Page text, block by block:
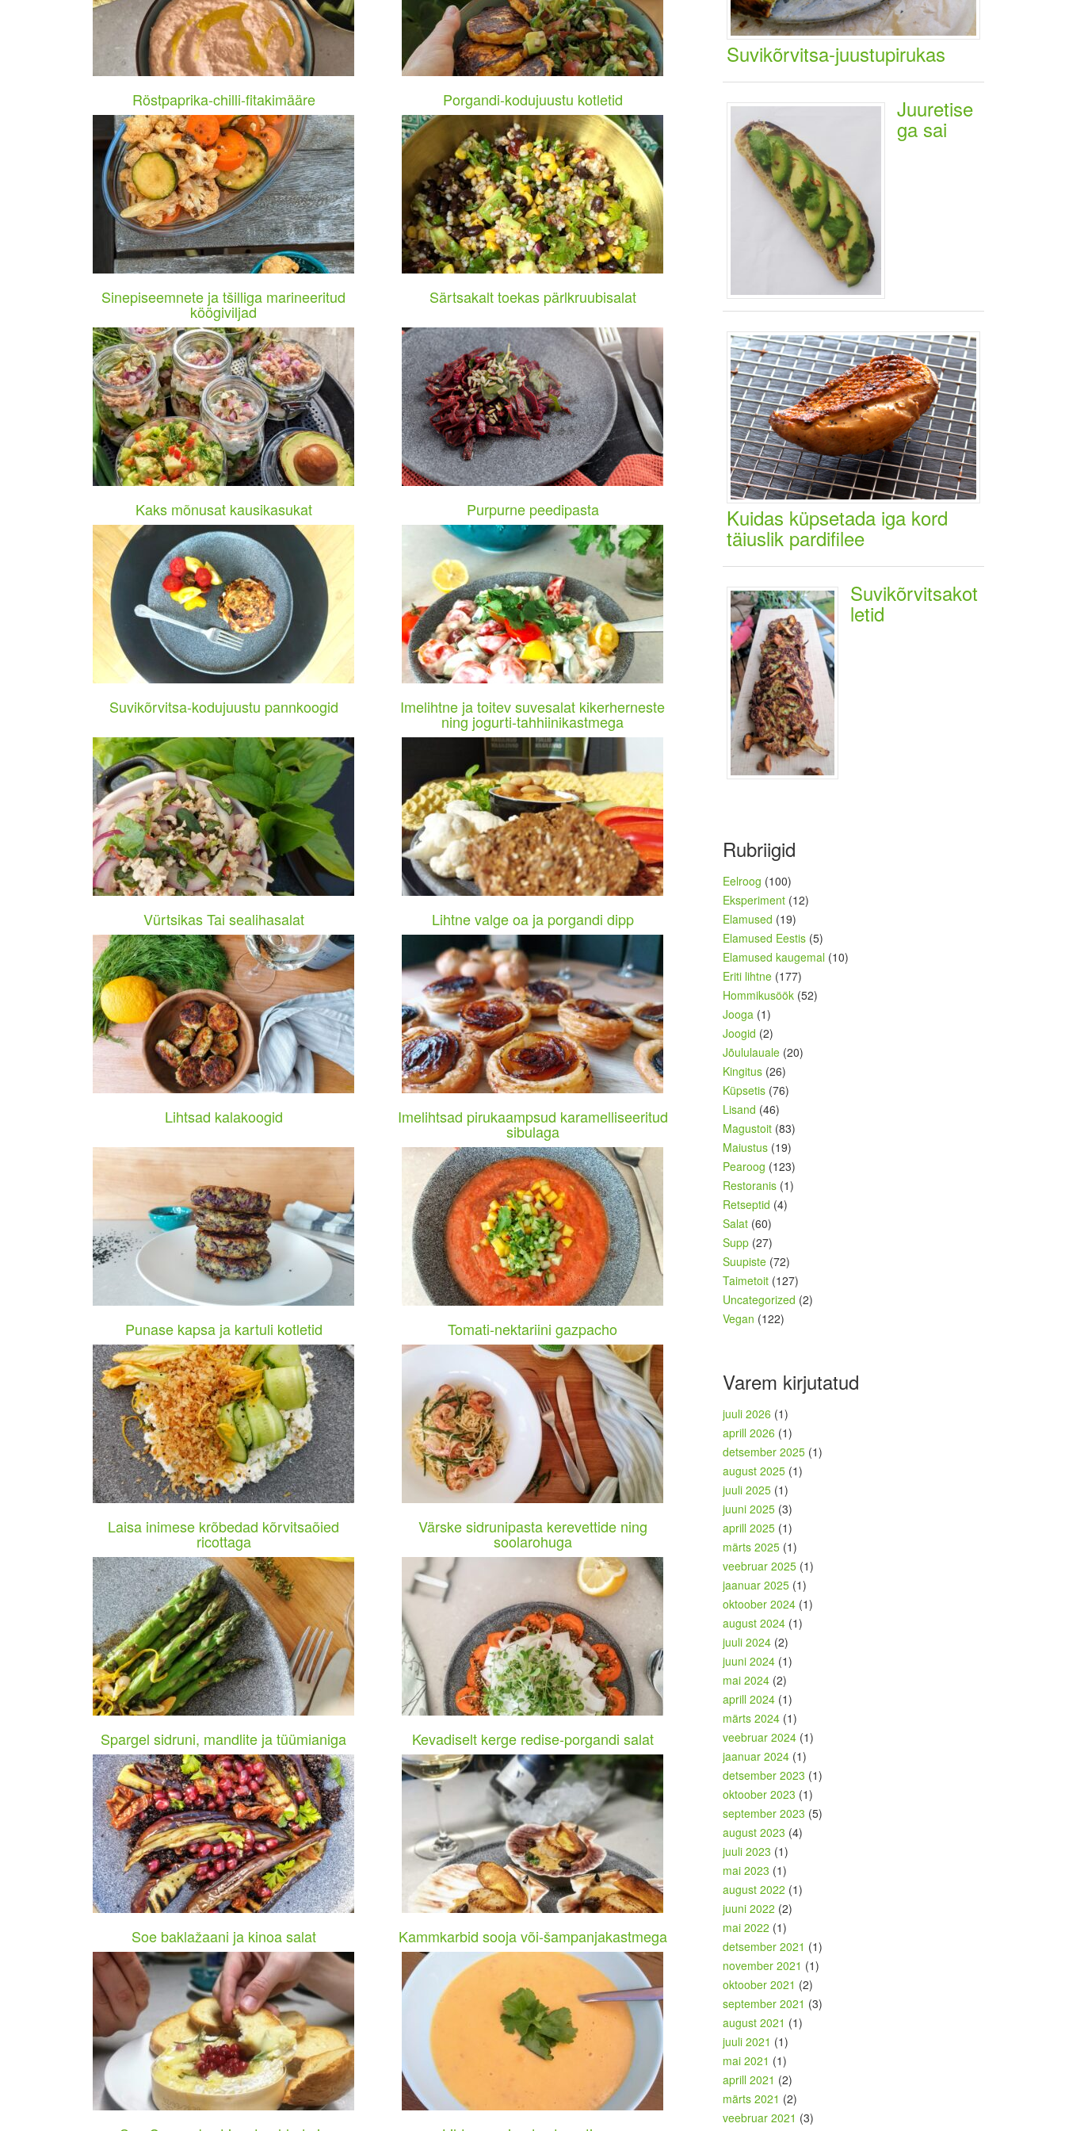
Röstpaprika-chilli-fitakimääre Porgandi-kodujuustu kotletid
Sinepiseemnete ja tšilliga marineeritud
köögiviljad
Särtsakalt toekas pärlkruubisalat
Kaks mõnusat kausikasukat Purpurne peedipasta
Suvikõrvitsa-kodujuustu pannkoogid Imelihtne ja toitev suvesalat kikerherneste
ning jogurti-tahhiinikastmega
Vürtsikas Tai sealihasalat Lihtne valge oa ja porgandi dipp
Lihtsad kalakoogid Imelihtsad pirukaampsud karamelliseeritud
sibulaga
Punase kapsa ja kartuli kotletid Tomati-nektariini gazpacho
Laisa inimese krõbedad kõrvitsaõied
ricottaga
Värske sidrunipasta kerevettide ning
soolarohuga
Spargel sidruni, mandlite ja tüümianiga Kevadiselt kerge redise-porgandi salat
Soe baklažaani ja kinoa salat Kammkarbid sooja või-šampanjakastmega
Suvikõrvitsa-juustupirukas
Juuretise
ga sai
Kuidas küpsetada iga kord
täiuslik pardifilee
Suvikõrvitsakot
letid
Rubriigid
Eelroog (100)
Eksperiment (12)
Elamused (19)
Elamused Eestis (5)
Elamused kaugemal (10)
Eriti lihtne (177)
Hommikusöök (52)
Jooga (1)
Joogid (2)
Jõululauale (20)
Kingitus (26)
Küpsetis (76)
Lisand (46)
Magustoit (83)
Maiustus (19)
Pearoog (123)
Restoranis (1)
Retseptid (4)
Salat (60)
Supp (27)
Suupiste (72)
Taimetoit (127)
Uncategorized (2)
Vegan (122)
Varem kirjutatud
juuli 2026 (1)
aprill 2026 (1)
detsember 2025 (1)
august 2025 (1)
juuli 2025 (1)
juuni 2025 (3)
aprill 2025 (1)
märts 2025 (1)
veebruar 2025 (1)
jaanuar 2025 (1)
oktoober 2024 (1)
august 2024 (1)
juuli 2024 (2)
juuni 2024 (1)
mai 2024 (2)
aprill 2024 (1)
märts 2024 (1)
veebruar 2024 (1)
jaanuar 2024 (1)
detsember 2023 (1)
oktoober 2023 (1)
september 2023 (5)
august 2023 (4)
juuli 2023 (1)
mai 2023 (1)
august 2022 (1)
juuni 2022 (2)
mai 2022 (1)
detsember 2021 (1)
november 2021 (1)
oktoober 2021 (2)
september 2021 (3)
august 2021 (1)
juuli 2021 (1)
mai 2021 (1)
aprill 2021 (2)
märts 2021 (2)
veebruar 2021 (3)